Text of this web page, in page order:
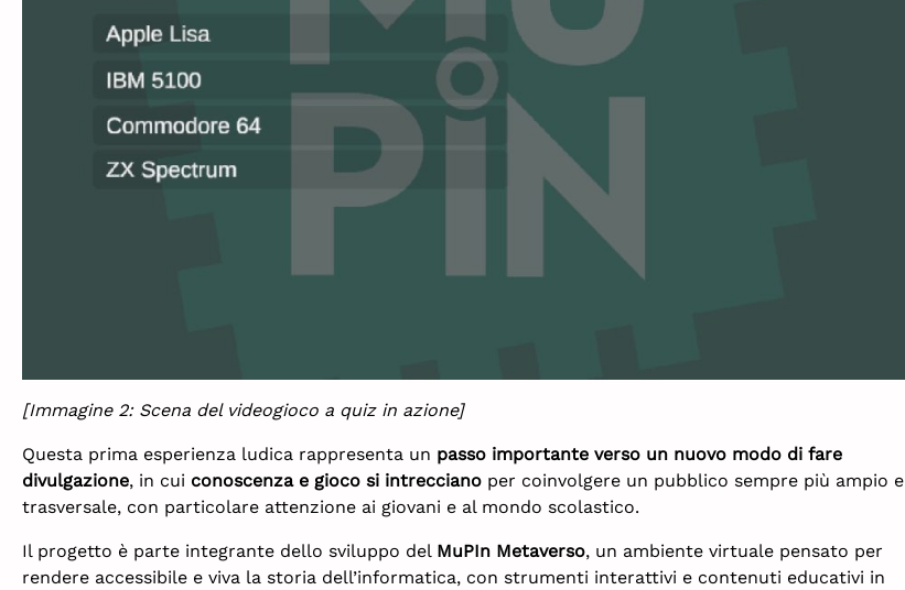
[Immagine 2: Scena del videogioco a quiz in azione]
Questa prima esperienza ludica rappresenta un passo importante verso un nuovo modo di fare
divulgazione, in cui conoscenza e gioco si intrecciano per coinvolgere un pubblico sempre più ampio e
trasversale, con particolare attenzione ai giovani e al mondo scolastico.
Il progetto è parte integrante dello sviluppo del MuPIn Metaverso, un ambiente virtuale pensato per
rendere accessibile e viva la storia dell’informatica, con strumenti interattivi e contenuti educativi in